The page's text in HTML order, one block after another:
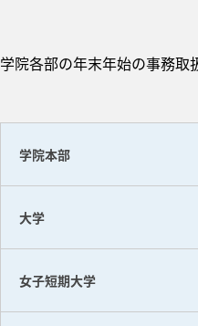
学院各部の年末年始の事務取
学院本部
大学
女子短期大学